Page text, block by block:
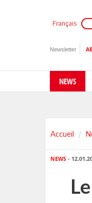
Français
Newsletter
NEWS
Accueil
NEWS -